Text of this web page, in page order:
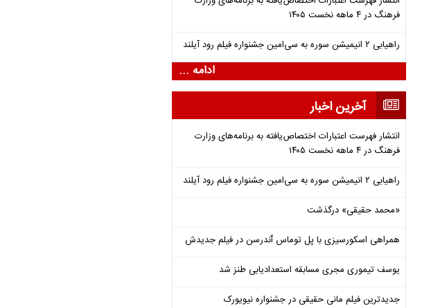
فرهنگ در ۴ ماهه نخست ۱۴۰۵
راهیابی ۲ انیمیشن سوره به سی‌امین جشنواره فیلم رود آیلند
ادامه ...
آخرین اخبار
انتشار فهرست اعتبارات اختصاص‌یافته به برنامه‌های وزارت
فرهنگ در ۴ ماهه نخست ۱۴۰۵
راهیابی ۲ انیمیشن سوره به سی‌امین جشنواره فیلم رود آیلند
«محمد حقیقی» درگذشت
همراهی اسکورسیزی با پل توماس ٱندرسن در فیلم جدیدش
یوسف تیموری مجری مسابقه استعدادیابی طنز شد
جدیدترین فیلم مانی حقیقی در جشنواره نیویورک